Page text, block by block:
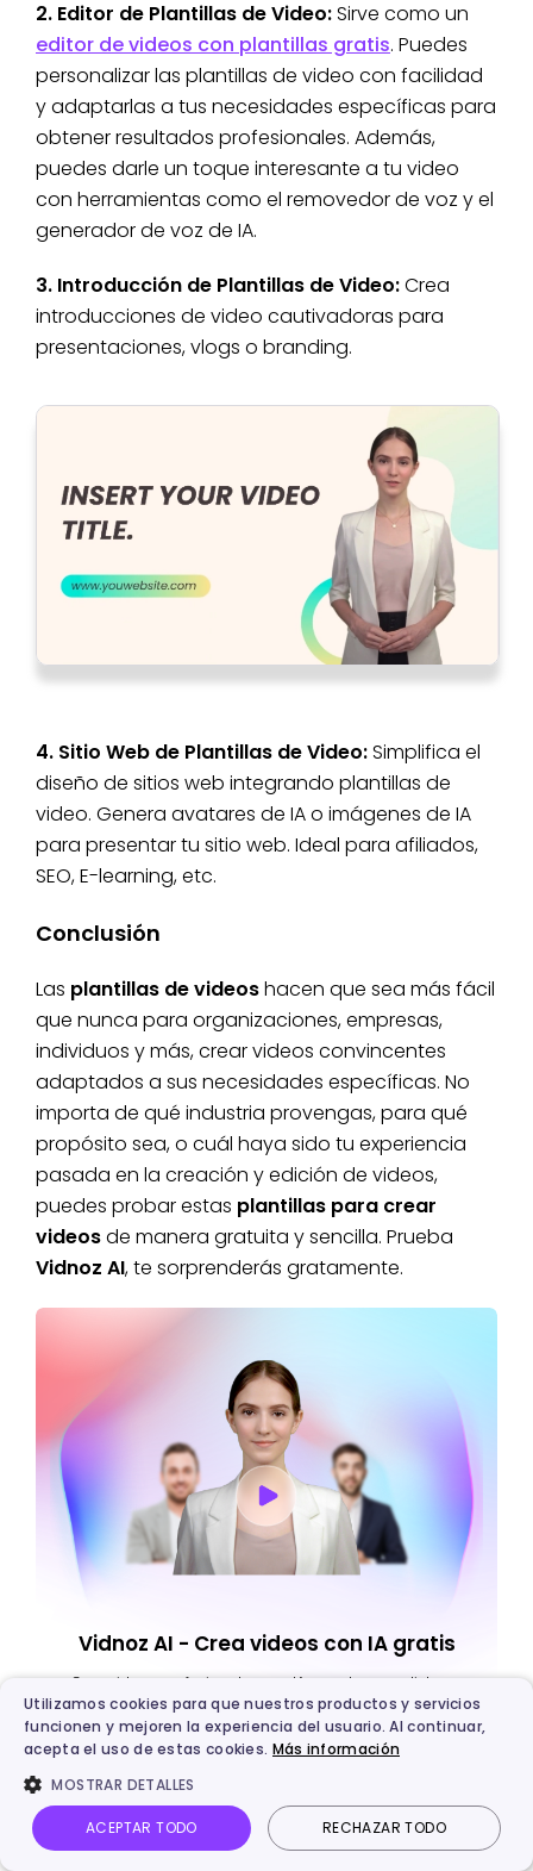
2. Editor de Plantillas de Video:Sirve como un
editor de videos con plantillas gratis. Puedes
personalizar las plantillas de video con facilidad
y adaptarlas a tus necesidades específicas para
obtener resultados profesionales. Además,
puedes darle un toque interesante a tu video
con herramientas como el removedor de voz y el
generador de voz de IA.
3. Introducción de Plantillas de Video:Crea
introducciones de video cautivadoras para
presentaciones, vlogs o branding.
4. Sitio Web de Plantillas de Video:Simplifica el
diseño de sitios web integrando plantillas de
video. Genera avatares de IA o imágenes de IA
para presentar tu sitio web. Ideal para afiliados,
SEO, E-learning, etc.
Conclusión
Las plantillas de videoshacen que sea más fácil
que nunca para organizaciones, empresas,
individuos y más, crear videos convincentes
adaptados a sus necesidades específicas. No
importa de qué industria provengas, para qué
propósito sea, o cuál haya sido tu experiencia
pasada en la creación y edición de videos,
puedes probar estas plantillas para crear
videosde manera gratuita y sencilla. Prueba
Vidnoz AI, te sorprenderás gratamente.
Vidnoz AI - Crea videos con IA gratis
Crea videos profesionales con IA y avatares realistas.
100% gratis para convertir texto a voz natural en múltiples
idiomas.
Un clic para crear videos vía palabras, URLs, PDF, PPT, etc.
Probar Gratis
Utilizamos cookies para que nuestros productos y servicios
funcionen y mejoren la experiencia del usuario. Al continuar,
acepta el uso de estas cookies. Más información
MOSTRAR DETALLES
ACEPTAR TODO RECHAZAR TODO